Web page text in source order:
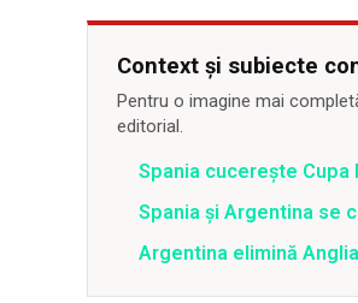
Context și subiecte
Pentru o imagine mai
editorial.
Spania cucerește Cupa
Spania și Argentina se
Argentina elimină